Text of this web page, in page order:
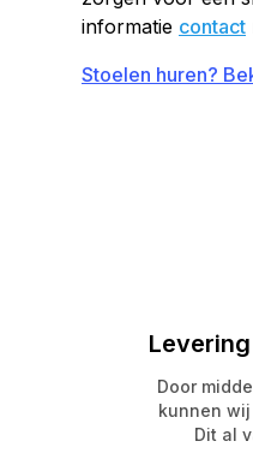
informatie contact
Stoelen huren?
Door
kunnen
Dit al